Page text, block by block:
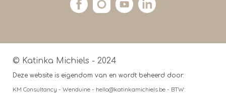
© Katinka Michiels - 2024
Deze website is eigendom van en wordt beheerd door:
KM Consultancy - Wenduine - hello@katinkamichiels.be - BTW: